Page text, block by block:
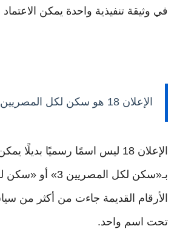
في وثيقة تنفيذية واحدة يمكن الاعتماد
الإعلان 18 هو سكن لكل المصريين 3 ولا 5؟
الإعلان 18 ليس اسمًا رسميًا بديلًا
الأرقام القديمة جاءت من أكثر من
تحت اسم واحد.